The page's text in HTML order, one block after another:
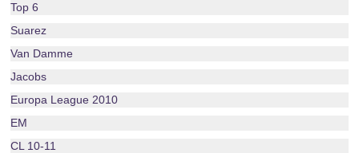
Top 6
Suarez
Van Damme
Jacobs
Europa League 2010
EM
CL 10-11